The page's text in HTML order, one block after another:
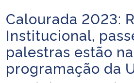
Ministério da Infraestrutura
Ministério da Agricultura, Pecuária e
Ministério da Educação
Início do conteúdo
Calourada 2023:
Institucional,
palestras estão na
programação da